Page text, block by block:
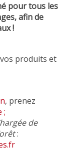
pour tous les
afin de
!
produits et
, prenez
;
de
: